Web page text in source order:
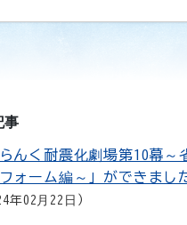
事
らんく耐震化劇場第10幕～
ォーム編～」ができまし
年02月22日